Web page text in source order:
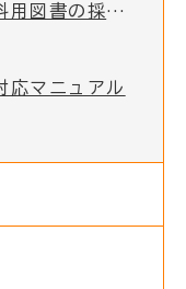
令和３年度から使用する教科用図書の採択結果について
応マニュアル